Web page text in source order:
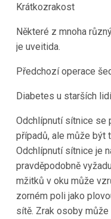
Krátkozrakost
Některé z mnoha
je uveitida.
Předchozí operace
Diabetes u starších lidí
Odchlípnutí sítnice se
případů, ale může být
Odchlípnutí sítnice je
pravděpodobně
mžitků v oku může
zorném poli jako
sítě. Zrak osoby může